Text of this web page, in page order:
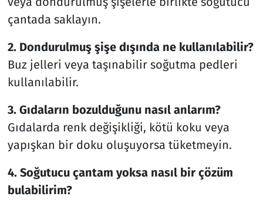
çantada saklayın.
2. Dondurulmuş şişe dışında ne kullanılabilir?
Buz jelleri veya taşınabilir soğutma pedleri
kullanılabilir.
3. Gıdaların bozulduğunu nasıl anlarım?
Gıdalarda renk değişikliği, kötü koku veya
yapışkan bir doku oluşuyorsa tüketmeyin.
4. Soğutucu çantam yoksa nasıl bir çözüm
bulabilirim?